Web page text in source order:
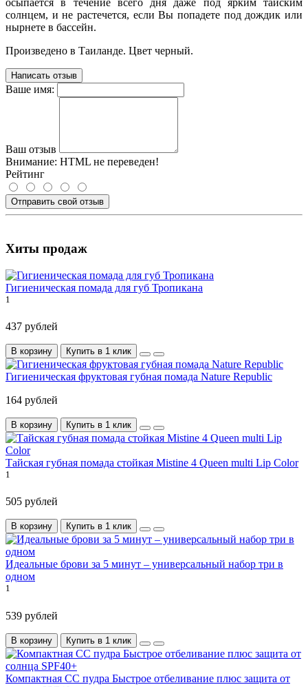
осыпается в течение всего дня даже под ярким тайским
солнцем, и не растечется, если Вы попадете под дождик или
нырнете в бассейн.
Произведено в Таиланде. Цвет черный.
Написать отзыв
Ваше имя:
Ваш отзыв
Внимание: HTML не переведен!
Рейтинг
Отправить свой отзыв
Хиты продаж
Гигиеническая помада для губ Тропикана
1
437 рублей
В корзину Купить в 1 клик
Гигиеническая фруктовая губная помада Nature Republic
164 рублей
В корзину Купить в 1 клик
Тайская губная помада стойкая Mistine 4 Queen multi Lip Color
1
505 рублей
В корзину Купить в 1 клик
Идеальные брови за 5 минут – универсальный набор три в
одном
1
539 рублей
В корзину Купить в 1 клик
Компактная CC пудра Быстрое отбеливание плюс защита от